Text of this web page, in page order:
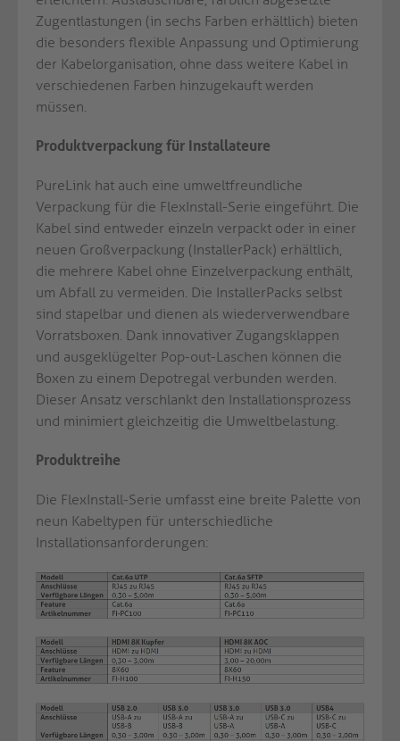
Zugentlastungen (in sechs Farben erhältlich) bieten
die besonders flexible Anpassung und Optimierung
der Kabelorganisation, ohne dass weitere Kabel in
verschiedenen Farben hinzugekauft werden
müssen.
Produktverpackung für Installateure
PureLink hat auch eine umweltfreundliche
Verpackung für die FlexInstall-Serie eingeführt. Die
Kabel sind entweder einzeln verpackt oder in einer
neuen Großverpackung (InstallerPack) erhältlich,
die mehrere Kabel ohne Einzelverpackung enthält,
um Abfall zu vermeiden. Die InstallerPacks selbst
sind stapelbar und dienen als wiederverwendbare
Vorratsboxen. Dank innovativer Zugangsklappen
und ausgeklügelter Pop-out-Laschen können die
Boxen zu einem Depotregal verbunden werden.
Dieser Ansatz verschlankt den Installationsprozess
und minimiert gleichzeitig die Umweltbelastung.
Produktreihe
Die FlexInstall-Serie umfasst eine breite Palette von
neun Kabeltypen für unterschiedliche
Installationsanforderungen: